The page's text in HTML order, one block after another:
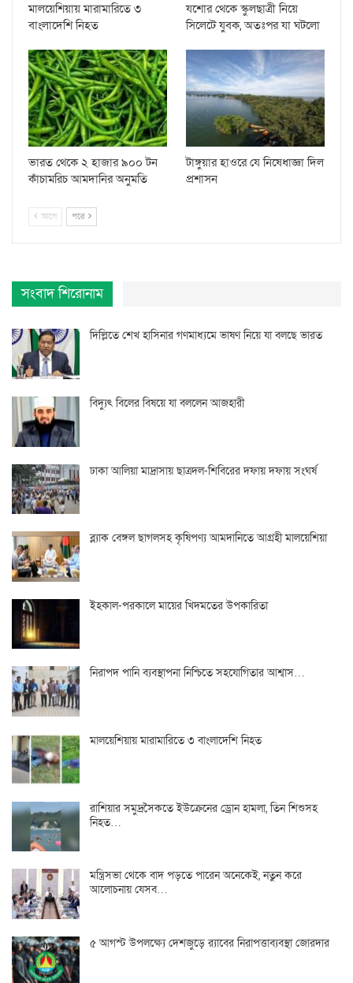
মালয়েশিয়ায় মারামারিতে ৩
বাংলাদেশি নিহত
যশোর থেকে স্কুলছাত্রী নিয়ে
সিলেটে যুবক, অতঃপর যা ঘটলো
ভারত থেকে ২ হাজার ৯০০ টন
কাঁচামরিচ আমদানির অনুমতি
টাঙ্গুয়ার হাওরে যে নিষেধাজ্ঞা দিল
প্রশাসন
আগে পরে
সংবাদ শিরোনাম
দিল্লিতে শেখ হাসিনার গণমাধ্যমে ভাষণ নিয়ে যা বলছে ভারত
বিদ্যুৎ বিলের বিষয়ে যা বললেন আজহারী
ঢাকা আলিয়া মাদ্রাসায় ছাত্রদল-শিবিরের দফায় দফায় সংঘর্ষ
ব্ল্যাক বেঙ্গল ছাগলসহ কৃষিপণ্য আমদানিতে আগ্রহী মালয়েশিয়া
ইহকাল-পরকালে মায়ের খিদমতের উপকারিতা
নিরাপদ পানি ব্যবস্থাপনা নিশ্চিতে সহযোগিতার আশ্বাস…
মালয়েশিয়ায় মারামারিতে ৩ বাংলাদেশি নিহত
রাশিয়ার সমুদ্রসৈকতে ইউক্রেনের ড্রোন হামলা, তিন শিশুসহ
নিহত…
মন্ত্রিসভা থেকে বাদ পড়তে পারেন অনেকেই, নতুন করে
আলোচনায় যেসব…
৫ আগস্ট উপলক্ষ্যে দেশজুড়ে র‌্যাবের নিরাপত্তাব্যবস্থা জোরদার